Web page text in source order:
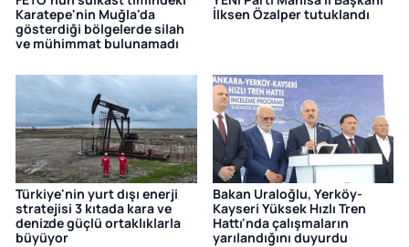
Karatepe'nin Muğla'da
gösterdiği bölgelerde silah
ve mühimmat bulunamadı
İlksen Özalper tutuklandı
Türkiye'nin yurt dışı enerji
stratejisi 3 kıtada kara ve
denizde güçlü ortaklıklarla
büyüyor
Bakan Uraloğlu, Yerköy-
Kayseri Yüksek Hızlı Tren
Hattı'nda çalışmaların
yarılandığını duyurdu